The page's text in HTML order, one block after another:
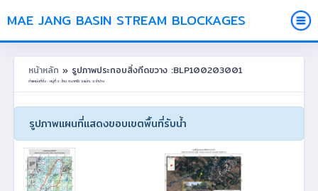
MAE JANG BASIN STREAM BLOCKAGES
หน้าหลัก » รูปภาพประกอบสิ่งกีดขวาง :BLP100203001
ตำแหน่งที่ตั้ง : หมู่ที่ 3 อ้วน ต.นาครัว อ.แม่ทะ จ.ลำปาง
รูปภาพแผนที่แสดงขอบเขตพื้นที่รับน้ำ